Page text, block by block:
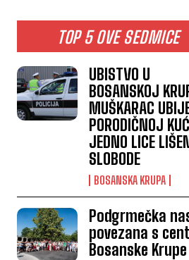
TOP 5 OVE SEDMICE
UBISTVO U
BOSANSKOJ
MUŠKARAC
PORODIČNOJ
JEDNO LICE
SLOBODE
BOSANSKA KRUPA
Podgrmečka
povezana s
Bosanske Krupe